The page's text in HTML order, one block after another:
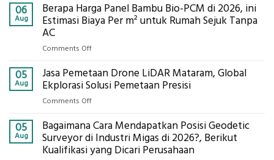
Pemasangan
Bowplank
Ukur
Presisi
untuk
Akurat
06
Aug
Berapa Harga Panel Bambu Bio-PCM di 2026, ini
Estimasi Biaya Per m² untuk Rumah Sejuk Tanpa
AC
Comments Offon
Harga
Panel
di
2026,
ini
05
Aug
Jasa Pemetaan Drone LiDAR Mataram, Global
Ekplorasi Solusi Pemetaan Presisi
Comments Offon
Pemetaan
Drone
LiDAR
05
Aug
Bagaimana Cara Mendapatkan Posisi Geodetic
Surveyor di Industri Migas di 2026?, Berikut
Kualifikasi yang Dicari Perusahaan